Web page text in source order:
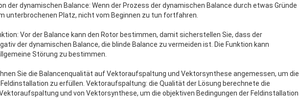
der dynamischen Balance: Wenn der Prozess der dynamischen Balance durch etwas Gründe
unterbrochenen Platz, nicht vom Beginnen zu tun fortfahren.
Vor der Balance kann den Rotor bestimmen, damit sicherstellen Sie, dass der
der dynamischen Balance, die blinde Balance zu vermeiden ist. Die Funktion kann
Störung zu bestimmen.
Sie die Balancenqualität auf Vektoraufspaltung und Vektorsynthese angemessen, um die
zu erfüllen. Vektoraufspaltung: die Qualität der Lösung berechnete die
und von Vektorsynthese, um die objektiven Bedingungen der Feldinstallation